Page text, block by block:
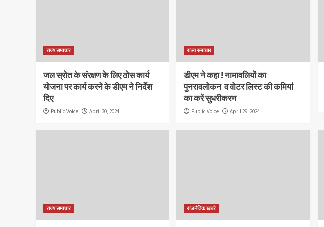
राज्य समाचार
जल स्रोत के संरक्षण के लिए ठोस कार्य
योजना पर कार्य करने के डीएम ने निर्देश
दिए
Public Voice April 30, 2024
राज्य समाचार
डीएम ने कहा ! नामावलियों का
पुनरावलोकन व वोटर लिस्ट की कमियां
का करें सुधरीकरण
Public Voice April 29, 2024
राज्य समाचार राजनैतिक खबरे